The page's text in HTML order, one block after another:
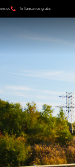
Te llamamos gratis